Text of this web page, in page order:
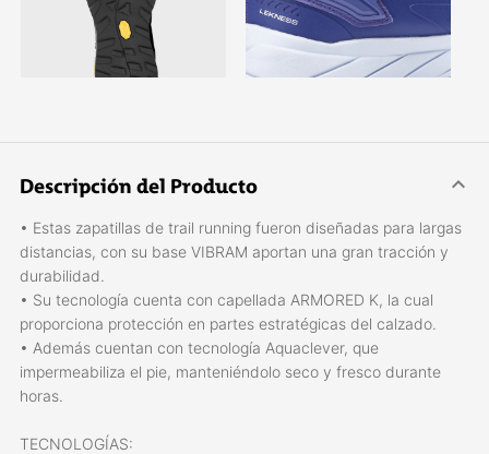
Descripción del Producto
• Estas zapatillas de trail running fueron diseñadas para largas
distancias, con su base VIBRAM aportan una gran tracción y
durabilidad.
• Su tecnología cuenta con capellada ARMORED K, la cual
proporciona protección en partes estratégicas del calzado.
• Además cuentan con tecnología Aquaclever, que
impermeabiliza el pie, manteniéndolo seco y fresco durante
horas.
TECNOLOGÍAS: